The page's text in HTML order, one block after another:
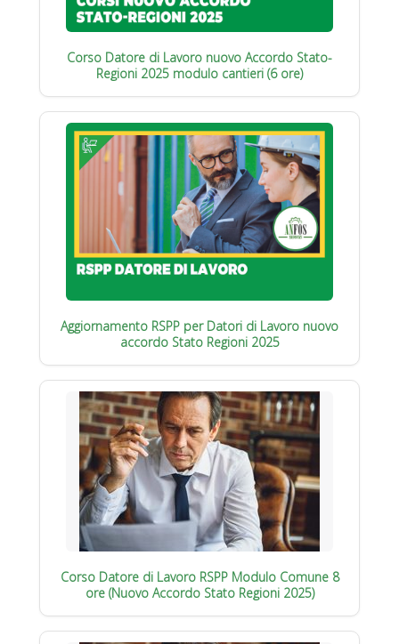
Corso Datore di Lavoro nuovo Accordo Stato-
Regioni 2025 modulo cantieri (6 ore)
Aggiornamento RSPP per Datori di Lavoro nuovo
accordo Stato Regioni 2025
Corso Datore di Lavoro RSPP Modulo Comune 8
ore (Nuovo Accordo Stato Regioni 2025)